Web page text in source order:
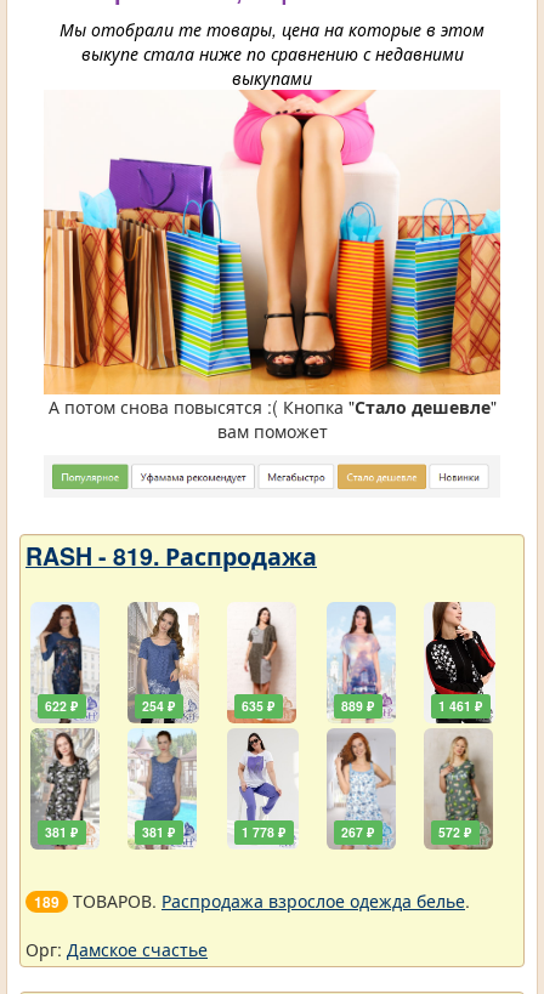
Мы отобрали те товары, цена на которые в этом
выкупе стала ниже по сравнению с недавними
выкупами
А потом снова повысятся :( Кнопка "Стало дешевле"
вам поможет
RASH - 819. Распродажа
622 ₽
381 ₽
254 ₽
381 ₽
635 ₽
1 778 ₽
889 ₽
267 ₽
1 461 ₽
572 ₽
189 ТОВАРОВ. Распродажа взрослое одежда белье.
Орг: Дамское счастье